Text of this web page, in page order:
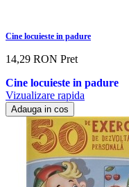
Cine locuieste in padure
14,29 RON Pret
Cine locuieste in padure
Vizualizare rapida
Adauga in cos